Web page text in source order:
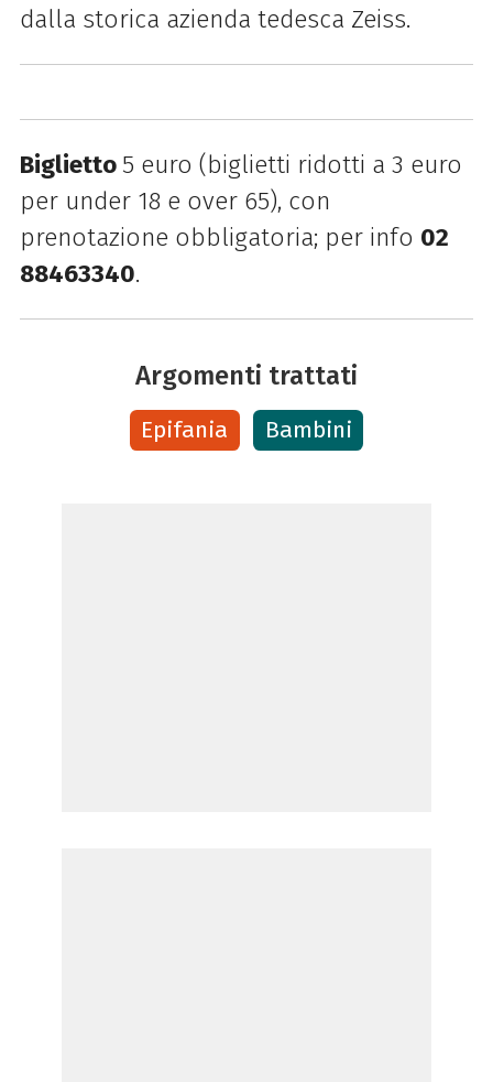
dalla storica azienda tedesca Zeiss.
Biglietto 5 euro (biglietti ridotti a 3 euro
per under 18 e over 65), con
prenotazione obbligatoria; per info 02
88463340.
Argomenti trattati
Epifania Bambini